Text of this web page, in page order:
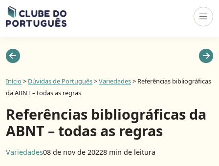
Início > Dúvidas de Português>Variedades> Referências bibliográficas
da ABNT – todas as regras
Referências bibliográficas da
ABNT – todas as regras
Variedades08 de nov de 20228 min de leitura